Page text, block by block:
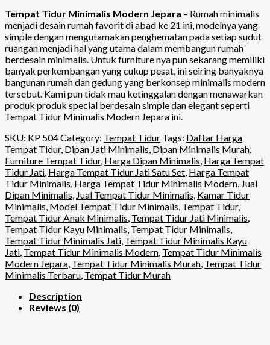
Tempat Tidur Minimalis Modern Jepara – Rumah minimalis
menjadi desain rumah favorit di abad ke 21 ini, modelnya yang
simple dengan mengutamakan penghematan pada setiap sudut
ruangan menjadi hal yang utama dalam membangun rumah
berdesain minimalis. Untuk furniture nya pun sekarang memiliki
banyak perkembangan yang cukup pesat, ini seiring banyaknya
bangunan rumah dan gedung yang berkonsep minimalis modern
tersebut. Kami pun tidak mau ketinggalan dengan menawarkan
produk produk special berdesain simple dan elegant seperti
Tempat Tidur Minimalis Modern Jepara ini.
SKU: KP 504Category: Tempat Tidur Tags: Daftar Harga
Tempat Tidur, Dipan Jati Minimalis, Dipan Minimalis Murah,
Furniture Tempat Tidur, Harga Dipan Minimalis, Harga Tempat
Tidur Jati, Harga Tempat Tidur Jati Satu Set, Harga Tempat
Tidur Minimalis, Harga Tempat Tidur Minimalis Modern, Jual
Dipan Minimalis, Jual Tempat Tidur Minimalis, Kamar Tidur
Minimalis, Model Tempat Tidur Minimalis, Tempat Tidur,
Tempat Tidur Anak Minimalis, Tempat Tidur Jati Minimalis,
Tempat Tidur Kayu Minimalis, Tempat Tidur Minimalis,
Tempat Tidur Minimalis Jati, Tempat Tidur Minimalis Kayu
Jati, Tempat Tidur Minimalis Modern, Tempat Tidur Minimalis
Modern Jepara, Tempat Tidur Minimalis Murah, Tempat Tidur
Minimalis Terbaru, Tempat Tidur Murah
Description
Reviews (0)